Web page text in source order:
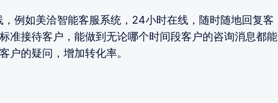
例如美洽智能客服系统，24小时在线，随时随地回复客
准接待客户，能做到无论哪个时间段客户的咨询消息都能
户的疑问，增加转化率。